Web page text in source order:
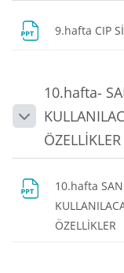
9.hafta CIP
Daralt
10.hafta-
ÖZELLİKLER
10.hafta
ÖZELLİKLER